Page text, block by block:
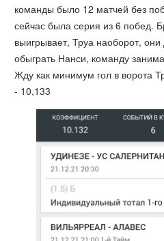
команды было 12 матчей без
сейчас была серия из 6 побед.
выигрывает, Труа наоборот,
обыграть Нанси, команду
Жду как минимум гол в ворота
- 10,133